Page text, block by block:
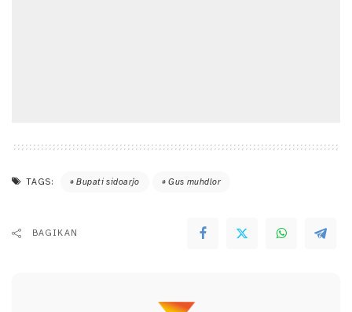
TAGS: Bupati sidoarjo Gus muhdlor
BAGIKAN